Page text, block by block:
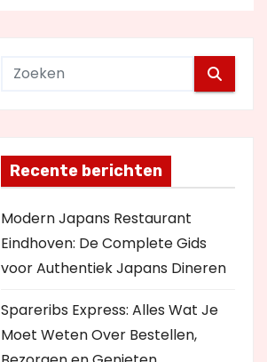
Recente berichten
Modern Japans Restaurant
Eindhoven: De Complete Gids
voor Authentiek Japans Dineren
Spareribs Express: Alles Wat Je
Moet Weten Over Bestellen,